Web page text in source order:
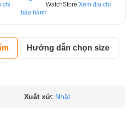
chi
WatchStore Xem địa chỉ
bảo hành
Hướng dẫn chọn size
Xuất xứ: Nhật